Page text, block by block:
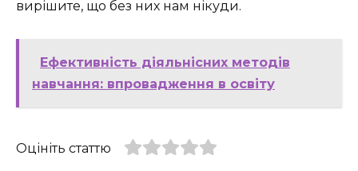
вирішите, що без них нам нікуди.
Ефективність діяльнісних методів
навчання: впровадження в освіту
Оцініть статтю